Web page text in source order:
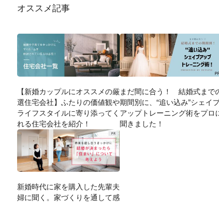
オススメ記事
【新婚カップルにオススメの厳
選住宅会社】ふたりの価値観や
ライフスタイルに寄り添ってく
れる住宅会社を紹介！
まだ間に合う！ 結婚式まで
期間別に、“追い込み”シェイ
アップトレーニング術をプロ
聞きました！
新婚時代に家を購入した先輩夫
婦に聞く。家づくりを通して感